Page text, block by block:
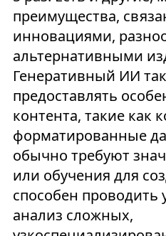
преимущества,
инновациями,
альтернативными
Генеративный ИИ
предоставлять
контента, такие как
форматированные
обычно требуют
или обучения для
способен проводить
анализ сложных,